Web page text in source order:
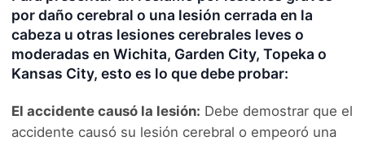
por daño cerebral o una lesión cerrada en la
cabeza u otras lesiones cerebrales leves o
moderadas en Wichita, Garden City, Topeka o
Kansas City, esto es lo que debe probar:
El accidente causó la lesión: Debe demostrar que el
accidente causó su lesión cerebral o empeoró una